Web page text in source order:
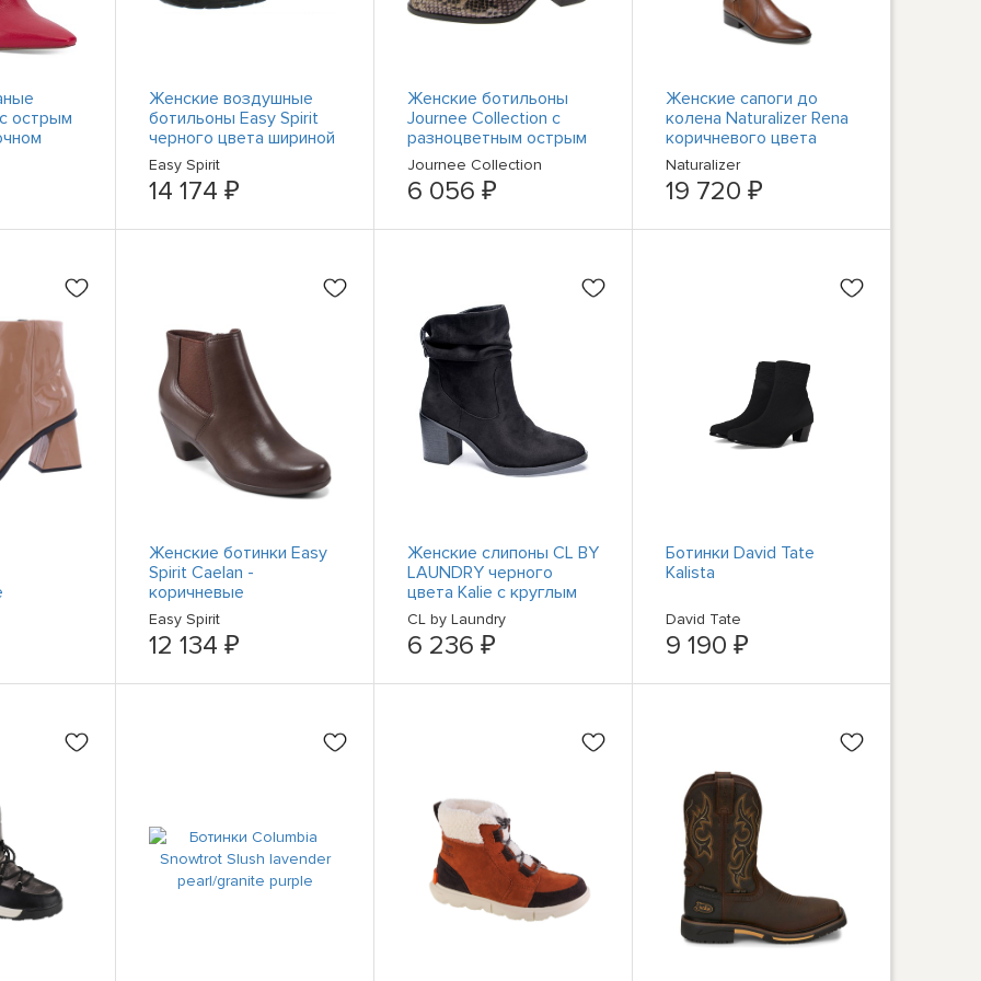
острым
11
Женские воздушные
ботильоны Easy Spirit
черного цвета шириной
10 см (C, D, W) BHFO
0343
Easy Spirit
14 174 ₽
Женские ботильоны
Journee Collection с
разноцветным острым
носком шириной 7 см (C,
D, W) BHFO 8350
Journee Collection
6 056 ₽
Женские сапоги до
колена Naturalizer Rena
коричневого цвета
шириной 7,5 см (C, D, W)
BHFO 1385
Naturalizer
19 720 ₽
Medium
Женские ботинки Easy
Spirit Caelan -
коричневые
Easy Spirit
12 134 ₽
Женские слипоны CL BY
LAUNDRY черного
цвета Kalie с круглым
носком на блочном
каблуке 5,5
CL by Laundry
6 236 ₽
Ботинки David Tate
Kalista
David Tate
9 190 ₽